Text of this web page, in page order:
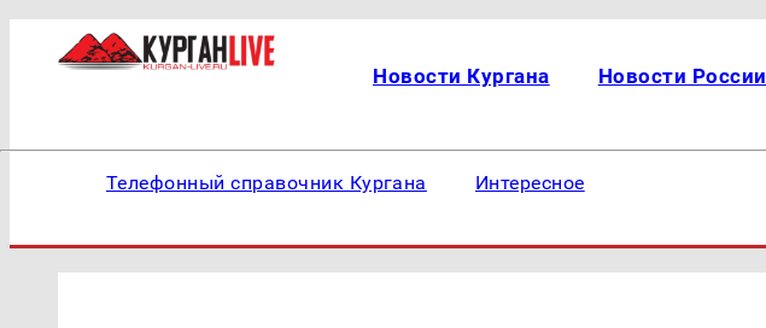
Новости Кургана Новости России
Телефонный справочник Кургана Интересное